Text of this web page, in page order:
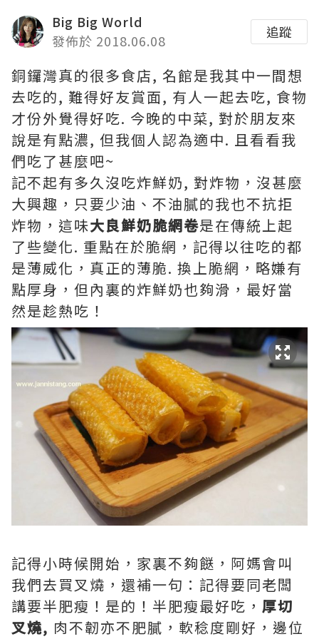
Big Big World
發佈於 2018.06.08
追蹤
銅鑼灣真的很多食店, 名館是我其中一間想
去吃的, 難得好友賞面, 有人一起去吃, 食物
才份外覺得好吃. 今晚的中菜, 對於朋友來
說是有點濃, 但我個人認為適中. 且看看我
們吃了甚麼吧~
記不起有多久沒吃炸鮮奶, 對炸物，沒甚麼
大興趣，只要少油、不油膩的我也不抗拒
炸物，這味大良鮮奶脆網卷是在傳統上起
了些變化. 重點在於脆網，記得以往吃的都
是薄威化，真正的薄脆. 換上脆網，略嫌有
點厚身，但內裏的炸鮮奶也夠滑，最好當
然是趁熱吃！
記得小時候開始，家裏不夠餸，阿媽會叫
我們去買叉燒，還補一句：記得要同老闆
講要半肥瘦！是的！半肥瘦最好吃， 厚切
叉燒, 肉不韌亦不肥膩，軟稔度剛好，邊位